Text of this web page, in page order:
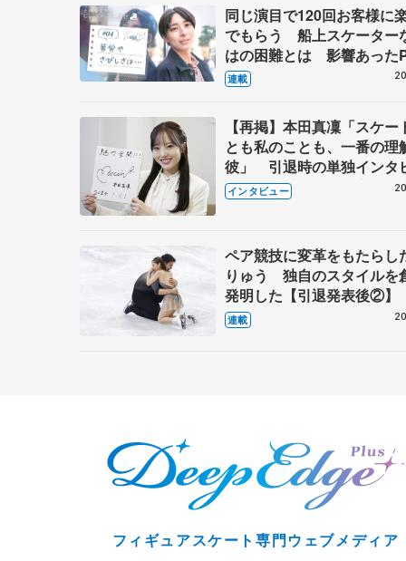
同じ演目で120回お客様に
でもらう 船上スケーター
はの困難とは 影響あった
キャプテン松永さんの存在
連載
【再掲】本田真凜「スケー
とも私のことも、一番の理
彼」 引退時の単独インタ
で語った競技人生や家族、
これからの夢…
インタビュー
ペア競技に変革をもたらし
りゅう 独自のスタイルを
発明した【引退発表後②】
連載
フィギュアスケート専門ウェブメディア